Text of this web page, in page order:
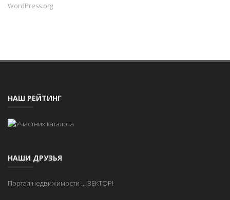
WordPress.org
НАШ РЕЙТИНГ
НАШИ ДРУЗЬЯ
Портал недвижимости ... ВЕКТОР!